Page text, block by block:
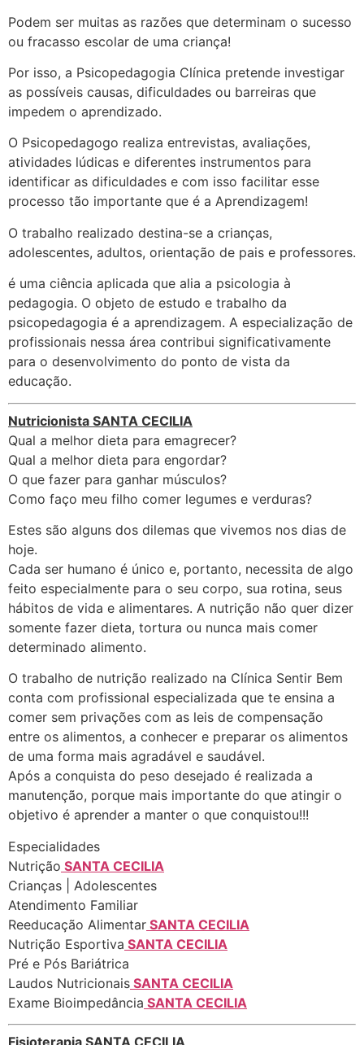
Podem ser muitas as razões que determinam o sucesso
ou fracasso escolar de uma criança!
Por isso, a Psicopedagogia Clínica pretende investigar
as possíveis causas, dificuldades ou barreiras que
impedem o aprendizado.
O Psicopedagogo realiza entrevistas, avaliações,
atividades lúdicas e diferentes instrumentos para
identificar as dificuldades e com isso facilitar esse
processo tão importante que é a Aprendizagem!
O trabalho realizado destina-se a crianças,
adolescentes, adultos, orientação de pais e professores.
é uma ciência aplicada que alia a psicologia à
pedagogia. O objeto de estudo e trabalho da
psicopedagogia é a aprendizagem. A especialização de
profissionais nessa área contribui significativamente
para o desenvolvimento do ponto de vista da
educação.
Nutricionista SANTA CECILIA
Qual a melhor dieta para emagrecer?
Qual a melhor dieta para engordar?
O que fazer para ganhar músculos?
Como faço meu filho comer legumes e verduras?
Estes são alguns dos dilemas que vivemos nos dias de
hoje.
Cada ser humano é único e, portanto, necessita de algo
feito especialmente para o seu corpo, sua rotina, seus
hábitos de vida e alimentares. A nutrição não quer dizer
somente fazer dieta, tortura ou nunca mais comer
determinado alimento.
O trabalho de nutrição realizado na Clínica Sentir Bem
conta com profissional especializada que te ensina a
comer sem privações com as leis de compensação
entre os alimentos, a conhecer e preparar os alimentos
de uma forma mais agradável e saudável.
Após a conquista do peso desejado é realizada a
manutenção, porque mais importante do que atingir o
objetivo é aprender a manter o que conquistou!!!
Especialidades
Nutrição SANTA CECILIA
Crianças | Adolescentes
Atendimento Familiar
Reeducação Alimentar SANTA CECILIA
Nutrição Esportiva SANTA CECILIA
Pré e Pós Bariátrica
Laudos Nutricionais SANTA CECILIA
Exame Bioimpedância SANTA CECILIA